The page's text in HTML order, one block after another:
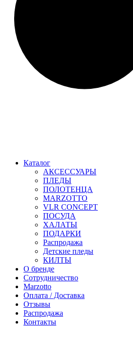
Каталог
АКСЕССУАРЫ
ПЛЕДЫ
ПОЛОТЕНЦА
MARZOTTO
VLR CONCEPT
ПОСУДА
ХАЛАТЫ
ПОДАРКИ
Распродажа
Детские пледы
КИЛТЫ
О бренде
Сотрудничество
Marzotto
Оплата / Доставка
Отзывы
Распродажа
Контакты